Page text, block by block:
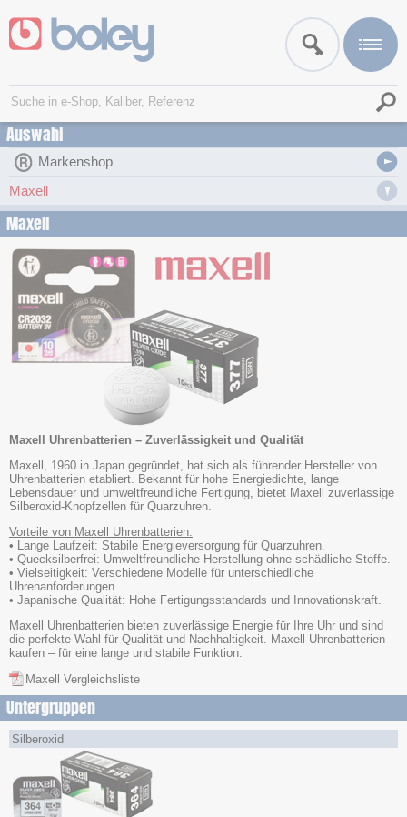
Auswahl
Markenshop
Maxell
Maxell
Maxell Uhrenbatterien – Zuverlässigkeit und Qualität
Maxell, 1960 in Japan gegründet, hat sich als führender Hersteller von
Uhrenbatterien etabliert. Bekannt für hohe Energiedichte, lange
Lebensdauer und umweltfreundliche Fertigung, bietet Maxell zuverlässige
Silberoxid-Knopfzellen für Quarzuhren.
Vorteile von Maxell Uhrenbatterien:
• Lange Laufzeit: Stabile Energieversorgung für Quarzuhren.
• Quecksilberfrei: Umweltfreundliche Herstellung ohne schädliche Stoffe.
• Vielseitigkeit: Verschiedene Modelle für unterschiedliche
Uhrenanforderungen.
• Japanische Qualität: Hohe Fertigungsstandards und Innovationskraft.
Maxell Uhrenbatterien bieten zuverlässige Energie für Ihre Uhr und sind
die perfekte Wahl für Qualität und Nachhaltigkeit. Maxell Uhrenbatterien
kaufen – für eine lange und stabile Funktion.
Maxell Vergleichsliste
Untergruppen
Silberoxid